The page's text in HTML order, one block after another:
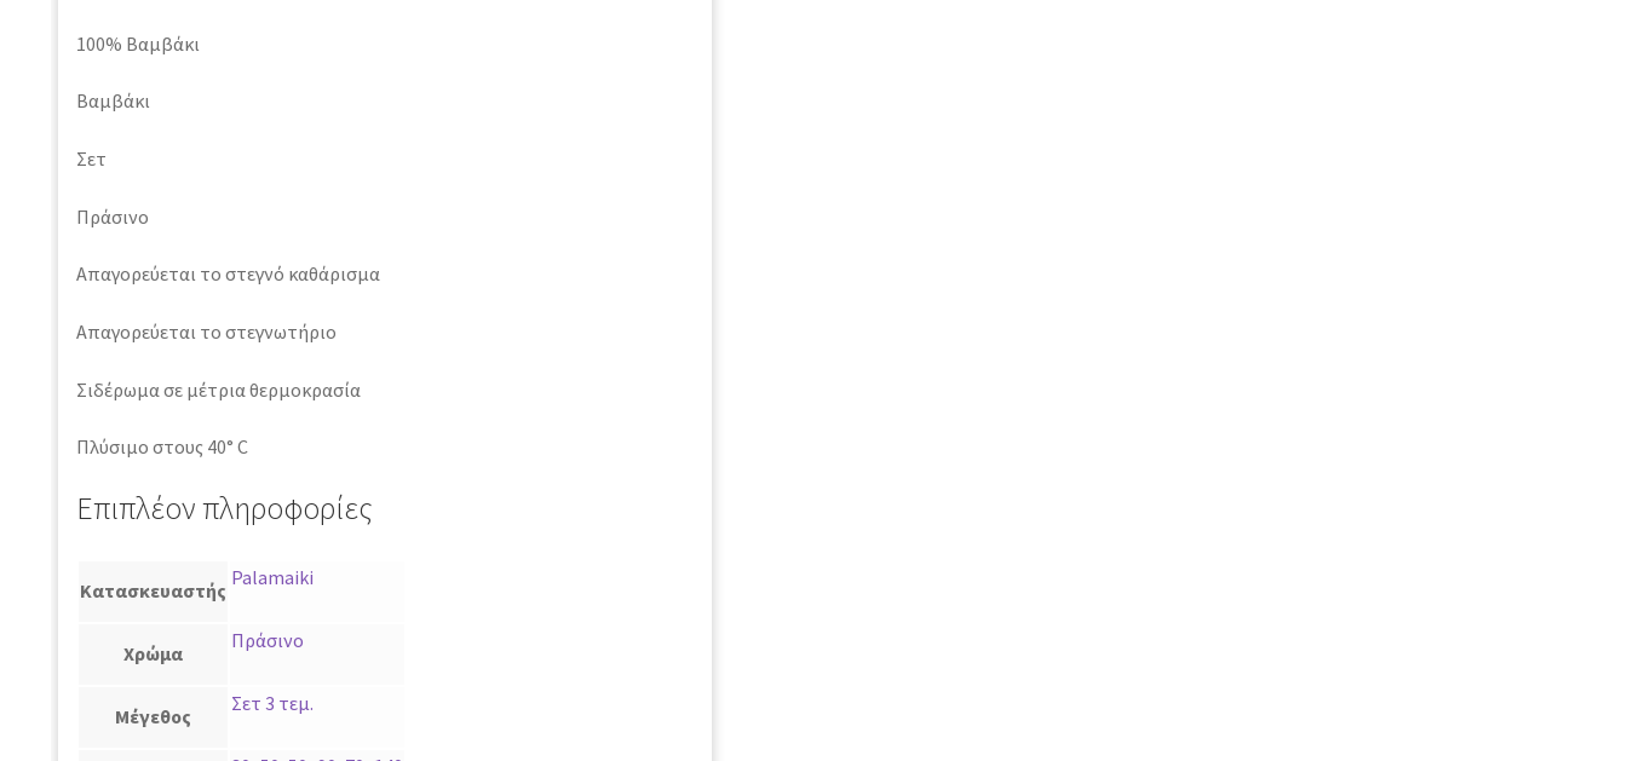
100% Βαμβάκι
Βαμβάκι
Σετ
Πράσινο
Απαγορεύεται το στεγνό καθάρισμα
Απαγορεύεται το στεγνωτήριο
Σιδέρωμα σε μέτρια θερμοκρασία
Πλύσιμο στους 40° C
Επιπλέον πληροφορίες
Κατασκευαστής
Palamaiki
Χρώμα
Πράσινο
Μέγεθος
Σετ 3 τεμ.